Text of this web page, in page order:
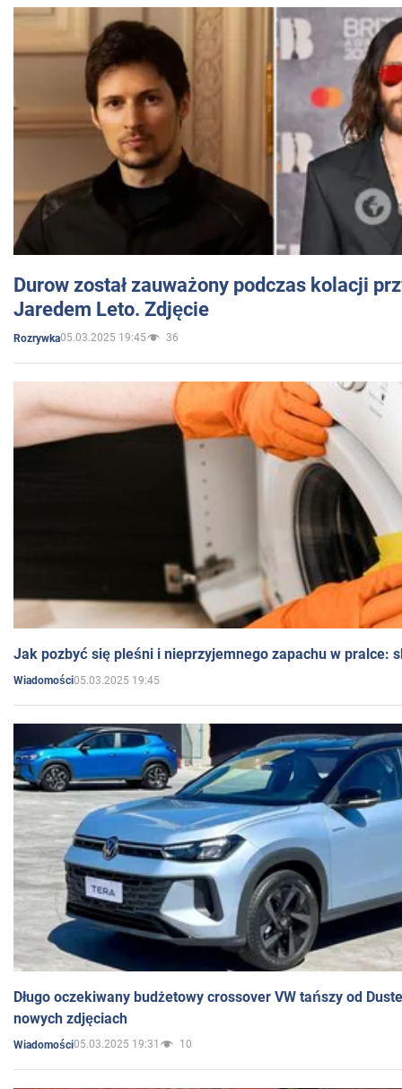
Durow został zauważony podczas kolacji
Jaredem Leto. Zdjęcie
Rozrywka05.03.2025 19:45 36
Jak pozbyć się pleśni i nieprzyjemnego zapachu w pralce:
Wiadomości05.03.2025 19:45
Długo oczekiwany budżetowy crossover VW tańszy od
nowych zdjęciach
Wiadomości05.03.2025 19:31 10